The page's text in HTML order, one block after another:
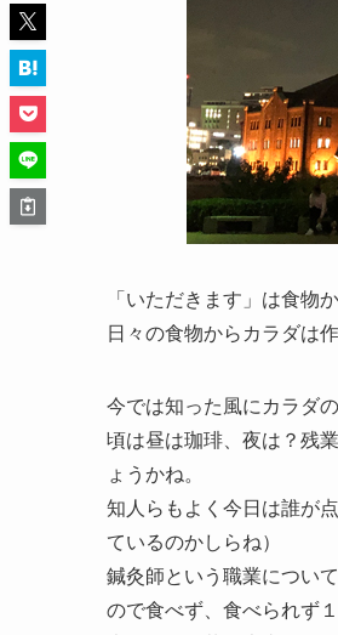
「いただきます」は食物
日々の食物からカラダは
今では知った風にカラダ
頃は昼は珈琲、夜は？残
ょうかね。
知人らもよく今日は誰が
ているのかしらね）
鍼灸師という職業につい
ので食べず、食べられず